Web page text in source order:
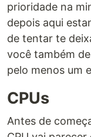
prioridade na
depois aqui
de tentar te
você também
pelo menos um
CPUs
Antes de